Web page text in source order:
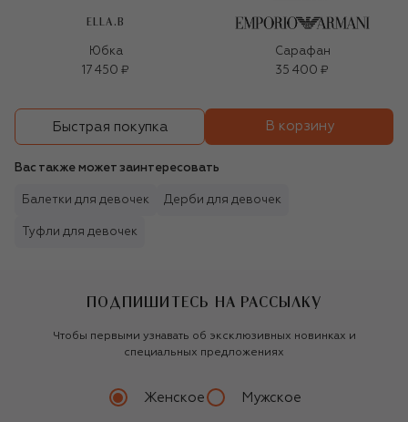
ELLA.B
Юбка
17 450 ₽
Сарафан
35 400 ₽
Быстрая покупка В корзину
Вас также может заинтересовать
Балетки для девочек Дерби для девочек
Туфли для девочек
ПОДПИШИТЕСЬ НА РАССЫЛКУ
Чтобы первыми узнавать об эксклюзивных новинках и
специальных предложениях
Женское Мужское